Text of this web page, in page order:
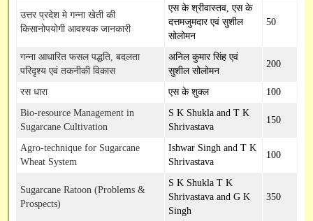
उत्तर प्रदेश मे गन्ना खेती की
किसानोपयोगी आवश्यक जानकारी
एस के श्रीवास्तव, एस के
दत्तमजुमदार एवं सुशील
सोलोमन
50
गन्ना आधारित फसल पद्धति, बदलता
परिदृश्य एवं तकनीकी विकास
अनिल कुमार सिंह एवं
सुशील सोलोमन
200
रस धारा एस के शुक्ल
100
Bio-resource Management in
Sugarcane Cultivation
S K Shukla and T K
Shrivastava
150
Agro-technique for Sugarcane
Wheat System
Ishwar Singh and T K
Shrivastava
100
Sugarcane Ratoon (Problems &
Prospects)
S K Shukla T K
Shrivastava and G K
Singh
350